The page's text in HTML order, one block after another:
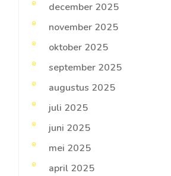
december 2025
november 2025
oktober 2025
september 2025
augustus 2025
juli 2025
juni 2025
mei 2025
april 2025